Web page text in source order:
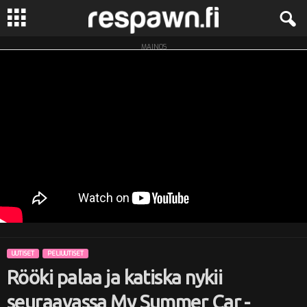
R
w
MAINOS
UUTISET PELIUUTISET
Rööki palaa ja katiska nykii
seuraavassa My Summer Car -